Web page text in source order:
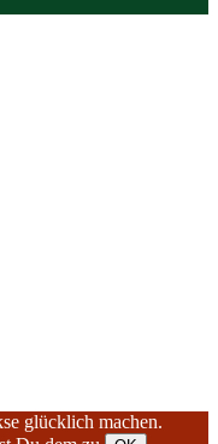
glücklich machen.